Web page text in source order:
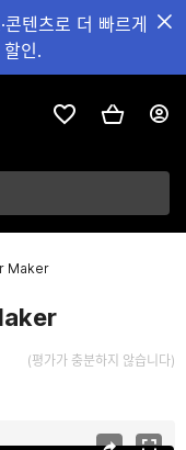
텐츠로 더 빠르게
인.
Maker
(평가가 충분하지 않습니다)